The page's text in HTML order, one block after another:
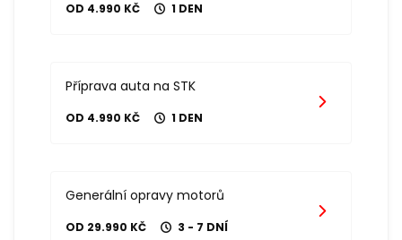
OD 4.990 KČ 1 DEN
Příprava auta na STK
OD 4.990 KČ 1 DEN
Generální opravy motorů
OD 29.990 KČ 3 - 7 DNÍ